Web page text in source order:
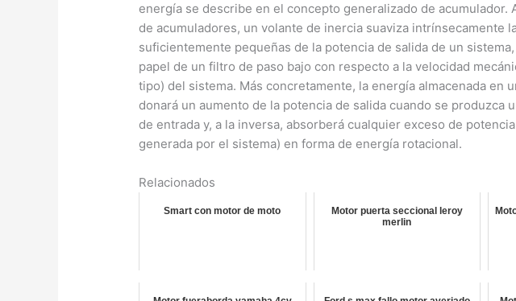
energía se describe en el concepto generalizado de acumulador.
de acumuladores, un volante de inercia suaviza intrínsecamente
suficientemente pequeñas de la potencia de salida de un
papel de un filtro de paso bajo con respecto a la velocidad
tipo) del sistema. Más concretamente, la energía almacenada en
donará un aumento de la potencia de salida cuando se produzca
de entrada y, a la inversa, absorberá cualquier exceso de
generada por el sistema) en forma de energía rotacional.
Relacionados
Smart con motor de moto
Motor puerta seccional leroy
merlin